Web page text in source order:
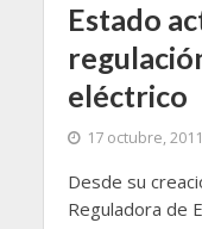
Estado
eléctrico
17 octubre, 2011
Desde su
Reguladora de